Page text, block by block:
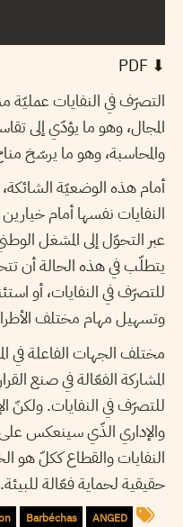
⬇︎ PDF
التصرّف في النفايات عمليّة
المجال، وهو ما يؤدّي إلى
والمحاسبة، وهو ما يرسّخ
أمام هذه الوضعيّة
النفايات نفسها أمام
عبر التحوّل إلى المشغل
يتطلّب في هذه الحالة أن
للتصرّف في النفايات، أو
وتسهيل مهام مختلف
مختلف الجهات الفاعلة في
المشاركة الفعّالة في صنع
للتصرّف في النفايات. ولكنّ
والإداري الذّي سينعكس على
النفايات والقطاع ككلّ هو
حقيقية لحماية فعّالة للبيئة.
ANGED
Barbéchas